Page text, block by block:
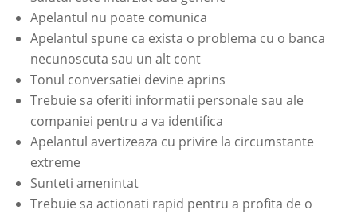
Apelantul nu poate comunica
Apelantul spune ca exista o problema cu o banca
necunoscuta sau un alt cont
Tonul conversatiei devine aprins
Trebuie sa oferiti informatii personale sau ale
companiei pentru a va identifica
Apelantul avertizeaza cu privire la circumstante
extreme
Sunteti amenintat
Trebuie sa actionati rapid pentru a profita de o